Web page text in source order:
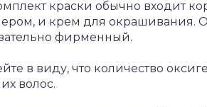
краски обычно входит
и крем для окрашивания.
фирменный.
в виду, что количество
волос.